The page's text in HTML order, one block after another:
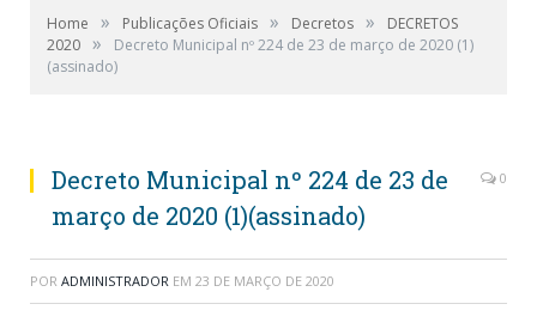
Home » Publicações Oficiais » Decretos »
DECRETOS
2020 »
Decreto Municipal nº 224 de 23 de março de 2020 (1)
(assinado)
Decreto Municipal nº 224 de 23 de
março de 2020 (1)(assinado)
0
POR ADMINISTRADOR EM 23 DE MARÇO DE 2020